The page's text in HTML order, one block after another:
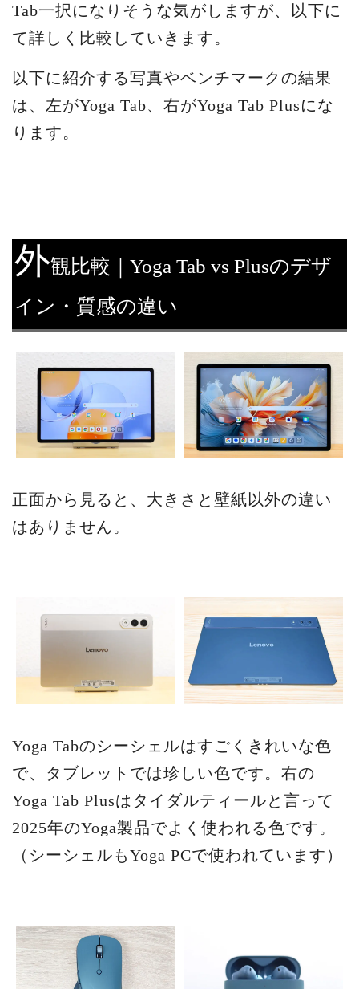
Tab一択になりそうな気がしますが、以下に
て詳しく比較していきます。
以下に紹介する写真やベンチマークの結果
は、左がYoga Tab、右がYoga Tab Plusにな
ります。
外観比較｜Yoga Tab vs Plusのデザ
イン・質感の違い
正面から見ると、大きさと壁紙以外の違い
はありません。
Yoga Tabのシーシェルはすごくきれいな色
で、タブレットでは珍しい色です。右の
Yoga Tab Plusはタイダルティールと言って
2025年のYoga製品でよく使われる色です。
（シーシェルもYoga PCで使われています）